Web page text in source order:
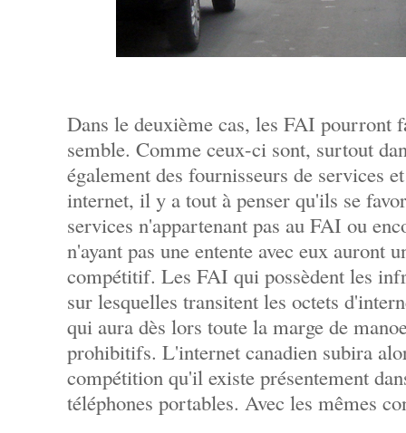
Dans le deuxième cas, les FAI pourront
semble. Comme ceux-ci sont, surtout
également des fournisseurs de services
internet, il y a tout à penser qu'ils se
services n'appartenant pas au FAI ou
n'ayant pas une entente avec eux auront
compétitif. Les FAI qui possèdent les
sur lesquelles transitent les octets
qui aura dès lors toute la marge de
prohibitifs. L'internet canadien subira
compétition qu'il existe présentement
téléphones portables. Avec les mêmes